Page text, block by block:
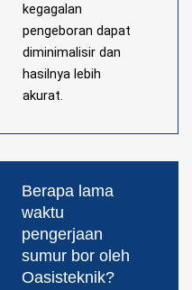
kegagalan
pengeboran dapat
diminimalisir dan
hasilnya lebih
akurat.
Berapa lama
waktu
pengerjaan
sumur bor oleh
Oasisteknik?